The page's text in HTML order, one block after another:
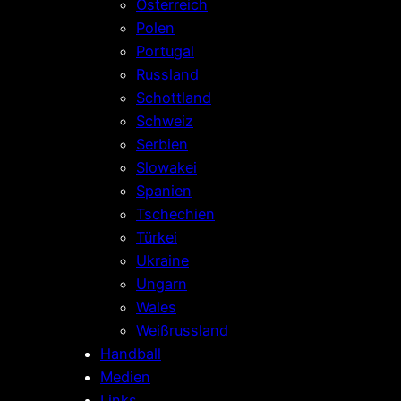
Österreich
Polen
Portugal
Russland
Schottland
Schweiz
Serbien
Slowakei
Spanien
Tschechien
Türkei
Ukraine
Ungarn
Wales
Weißrussland
Handball
Medien